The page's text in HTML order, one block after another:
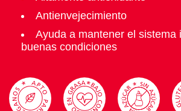
Antienvejecimiento
Ayuda a mantener el sistema
buenas condiciones